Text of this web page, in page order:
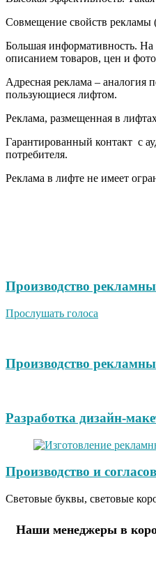
Совмещение свойств рекламы
Большая информативность. На
описанием товаров, цен и
Адресная реклама – аналогия
пользующиеся лифтом.
Реклама, размещенная в
Гарантированный контакт с
потребителя.
Реклама в лифте не имеет
Производство
Прослушать голоса
Производство
Разработка дизайн-
Производство и
Световые буквы, световые
Наши менеджеры в